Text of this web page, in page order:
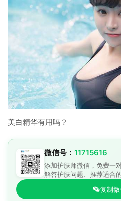
美白精华有用吗？
微信号： 11715616
添加护肤师微信，免费一
解答护肤问题、推荐适合
复制